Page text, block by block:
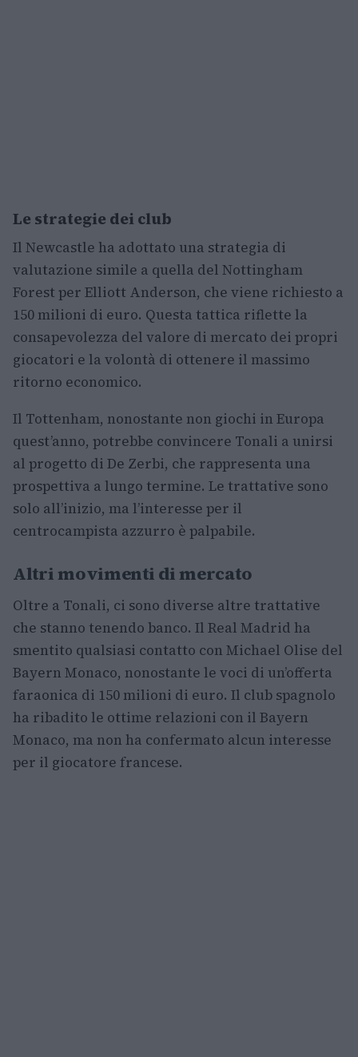
Le strategie dei club
Il Newcastle ha adottato una strategia di
valutazione simile a quella del Nottingham
Forest per Elliott Anderson, che viene richiesto a
150 milioni di euro. Questa tattica riflette la
consapevolezza del valore di mercato dei propri
giocatori e la volontà di ottenere il massimo
ritorno economico.
Il Tottenham, nonostante non giochi in Europa
quest’anno, potrebbe convincere Tonali a unirsi
al progetto di De Zerbi, che rappresenta una
prospettiva a lungo termine. Le trattative sono
solo all’inizio, ma l’interesse per il
centrocampista azzurro è palpabile.
Altri movimenti di mercato
Oltre a Tonali, ci sono diverse altre trattative
che stanno tenendo banco. Il Real Madrid ha
smentito qualsiasi contatto con Michael Olise del
Bayern Monaco, nonostante le voci di un’offerta
faraonica di 150 milioni di euro. Il club spagnolo
ha ribadito le ottime relazioni con il Bayern
Monaco, ma non ha confermato alcun interesse
per il giocatore francese.